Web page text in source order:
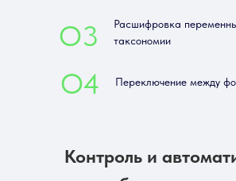
Расшифровка
таксономии
О3
Переключение между
О4
Контроль и